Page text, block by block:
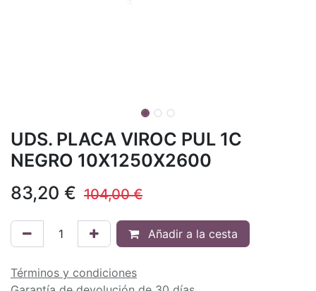
UDS. PLACA VIROC PUL 1C
NEGRO 10X1250X2600
83,20 € 104,00€
Añadir a la cesta
Términos y condiciones